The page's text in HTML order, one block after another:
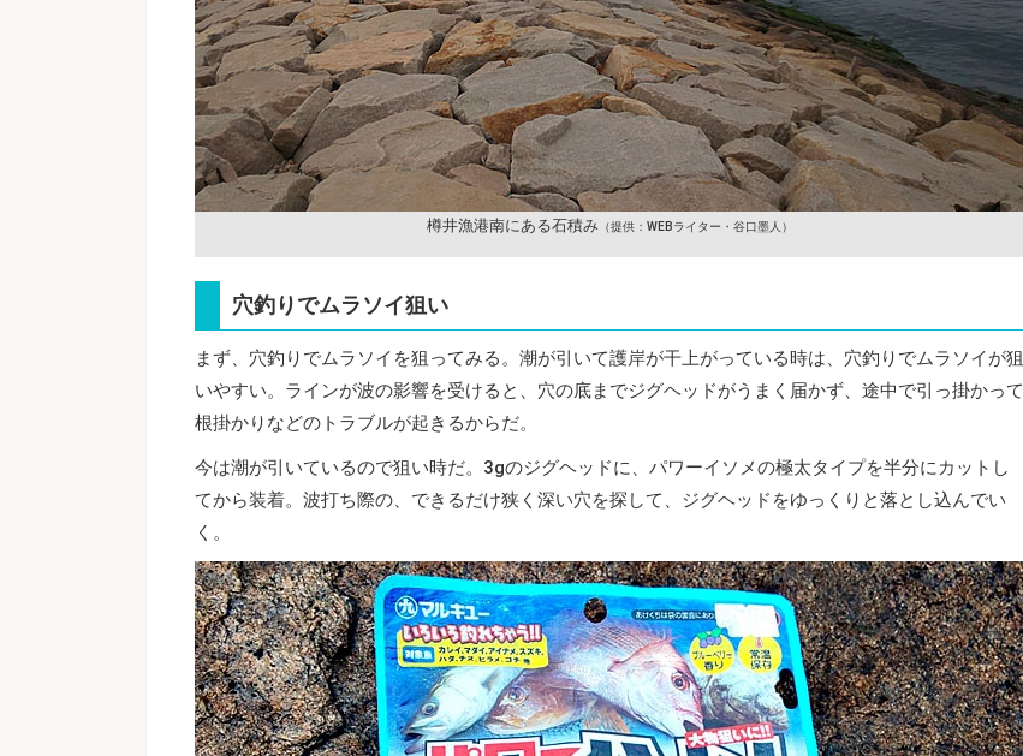
樽井漁港南にある石積み（提供：WEBライター・谷口墨人）
穴釣りでムラソイ狙い
まず、穴釣りでムラソイを狙ってみる。潮が引いて護岸が干上がっている時は、穴釣りでムラソイが狙
いやすい。ラインが波の影響を受けると、穴の底までジグヘッドがうまく届かず、途中で引っ掛かって
根掛かりなどのトラブルが起きるからだ。
今は潮が引いているので狙い時だ。3gのジグヘッドに、パワーイソメの極太タイプを半分にカットし
てから装着。波打ち際の、できるだけ狭く深い穴を探して、ジグヘッドをゆっくりと落とし込んでい
く。